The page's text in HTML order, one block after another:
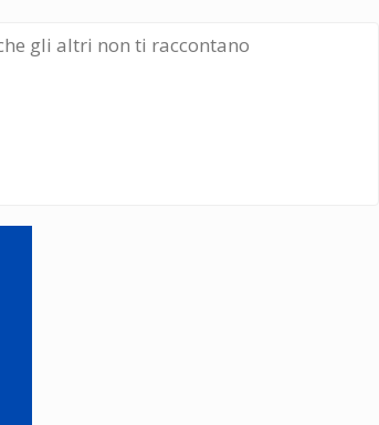
gli altri non ti raccontano